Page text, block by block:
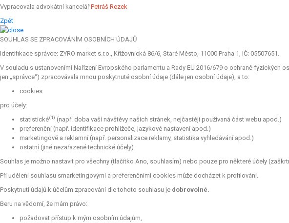
Vypracovala advokátní kancelářPetráš Rezek
Zpět
SOUHLAS SE ZPRACOVÁNÍM OSOBNÍCH ÚDAJŮ
Identifikace správce: ZYRO market s.r.o., Křižovnická 86/6, Staré Město, 11000 Praha 1, IČ: 05507651.
V souladu s ustanoveními Nařízení Evropského parlamentu a Rady EU 2016/679 o ochraně
jen „správce“) zpracovávala mnou poskytnuté osobní údaje (dále jen osobní údaje), a to:
cookies
pro účely:
statistické(1) (např. doba vaší návštěvy našich stránek, nejčastěji používaná část webu apod.)
preferenční (např. identifikace prohlížeče, jazykové nastavení apod.)
marketingové a reklamní (např. personalizace reklamy, statistika vyhledávání apod.)
ostatní (jiné nezařazené technické účely)
Souhlas je možno nastavit pro všechny (tlačítko Ano, souhlasím) nebo pouze pro některé účely
Při udělení souhlasu smarketingovými a preferenčními cookies může docházet k profilování.
Poskytnutí údajů k účelům zpracování dle tohoto souhlasu je dobrovolné.
Beru na vědomí, že mám právo:
požadovat přístup k mým osobním údajům,